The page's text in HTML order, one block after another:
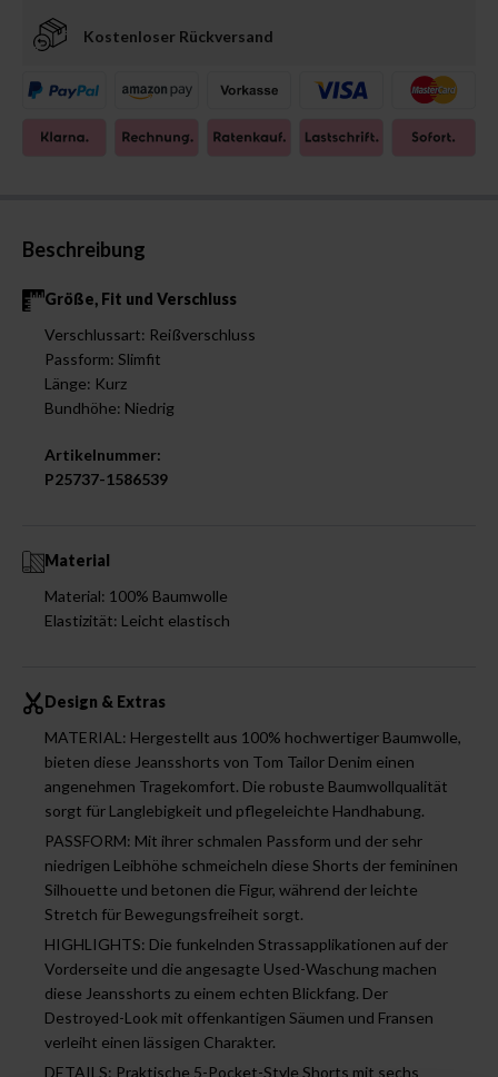
Kostenloser Rückversand
Beschreibung
Größe, Fit und Verschluss
Verschlussart: Reißverschluss
Passform: Slimfit
Länge: Kurz
Bundhöhe: Niedrig
Artikelnummer:
P25737-1586539
Material
Material: 100% Baumwolle
Elastizität: Leicht elastisch
Design & Extras
MATERIAL: Hergestellt aus 100% hochwertiger Baumwolle,
bieten diese Jeansshorts von Tom Tailor Denim einen
angenehmen Tragekomfort. Die robuste Baumwollqualität
sorgt für Langlebigkeit und pflegeleichte Handhabung.
PASSFORM: Mit ihrer schmalen Passform und der sehr
niedrigen Leibhöhe schmeicheln diese Shorts der femininen
Silhouette und betonen die Figur, während der leichte
Stretch für Bewegungsfreiheit sorgt.
HIGHLIGHTS: Die funkelnden Strassapplikationen auf der
Vorderseite und die angesagte Used-Waschung machen
diese Jeansshorts zu einem echten Blickfang. Der
Destroyed-Look mit offenkantigen Säumen und Fransen
verleiht einen lässigen Charakter.
DETAILS: Praktische 5-Pocket-Style Shorts mit sechs